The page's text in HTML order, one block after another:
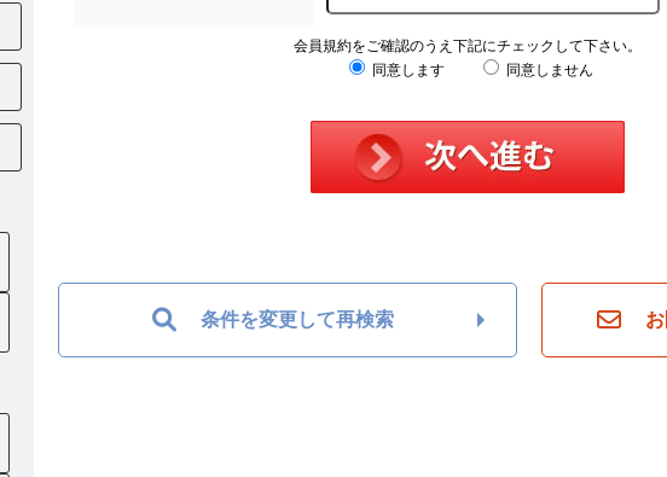
会員規約をご確認のうえ下記にチェックして下さい。
同意します
同意しません
条件を変更して再検索